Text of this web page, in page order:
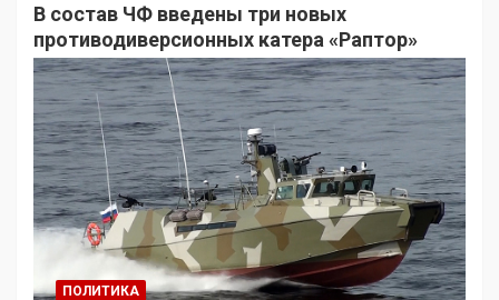
В состав ЧФ введены три новых
противодиверсионных катера «Раптор»
ПОЛИТИКА